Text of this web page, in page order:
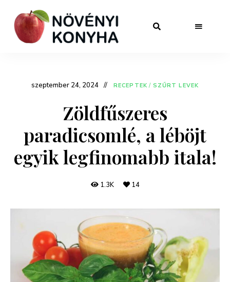
szeptember 24, 2024 RECEPTEK / SZŰRT LEVEK
Zöldfűszeres
paradicsomlé, a léböjt
egyik legfinomabb itala!
1.3K 14